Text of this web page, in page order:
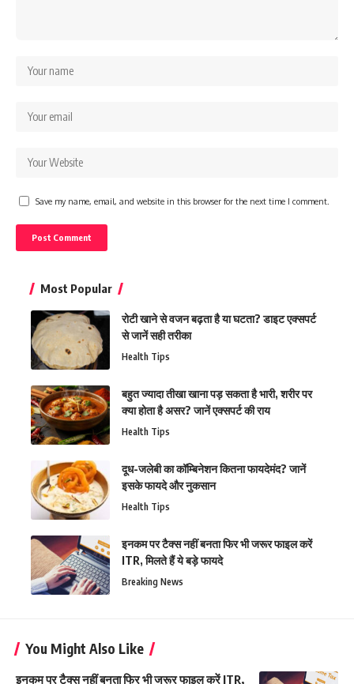
Save my name, email, and website in this browser for the next time I comment.
Most Popular
रोटी खाने से वजन बढ़ता है या घटता? डाइट एक्सपर्ट
से जानें सही तरीका
Health Tips
बहुत ज्यादा तीखा खाना पड़ सकता है भारी, शरीर पर
क्या होता है असर? जानें एक्सपर्ट की राय
Health Tips
दूध-जलेबी का कॉम्बिनेशन कितना फायदेमंद? जानें
इसके फायदे और नुकसान
Health Tips
इनकम पर टैक्स नहीं बनता फिर भी जरूर फाइल करें
ITR, मिलते हैं ये बड़े फायदे
Breaking News
You Might Also Like
इनकम पर टैक्स नहीं बनता फिर भी जरूर फाइल करें ITR,